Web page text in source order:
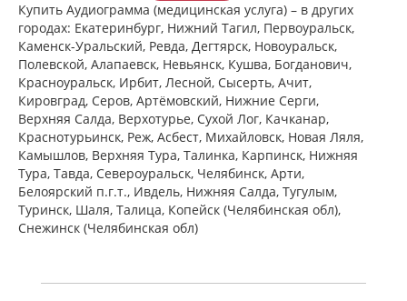
Купить Аудиограмма (медицинская услуга) – в других
городах: Екатеринбург, Нижний Тагил, Первоуральск,
Каменск-Уральский, Ревда, Дегтярск, Новоуральск,
Полевской, Алапаевск, Невьянск, Кушва, Богданович,
Красноуральск, Ирбит, Лесной, Сысерть, Ачит,
Кировград, Серов, Артёмовский, Нижние Cерги,
Верхняя Салда, Верхотурье, Сухой Лог, Качканар,
Краснотурьинск, Реж, Асбест, Михайловск, Новая Ляля,
Камышлов, Верхняя Тура, Талинка, Карпинск, Нижняя
Тура, Тавда, Североуральск, Челябинск, Арти,
Белоярский п.г.т., Ивдель, Нижняя Салда, Тугулым,
Туринск, Шаля, Талица, Копейск (Челябинская обл),
Снежинск (Челябинская обл)